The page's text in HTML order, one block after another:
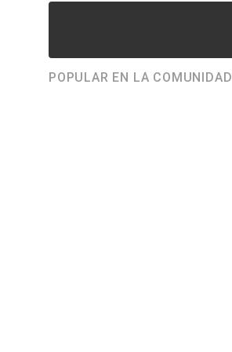
POPULAR EN LA COMUNIDAD